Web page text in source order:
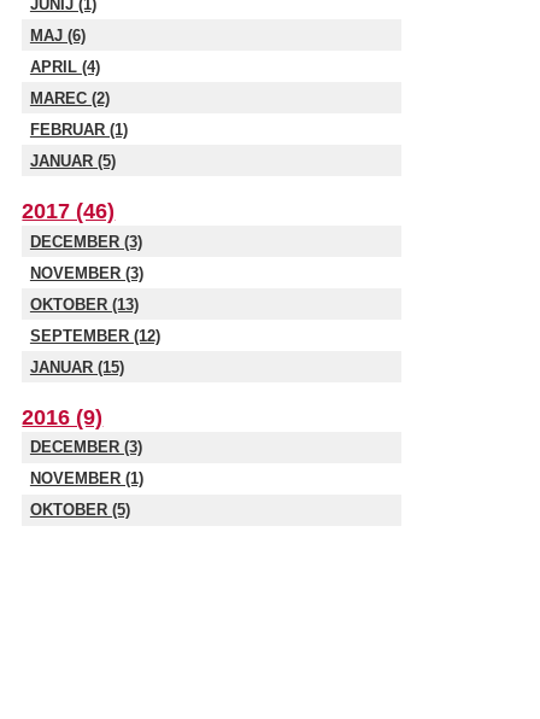
JUNIJ (1)
MAJ (6)
APRIL (4)
MAREC (2)
FEBRUAR (1)
JANUAR (5)
2017 (46)
DECEMBER (3)
NOVEMBER (3)
OKTOBER (13)
SEPTEMBER (12)
JANUAR (15)
2016 (9)
DECEMBER (3)
NOVEMBER (1)
OKTOBER (5)